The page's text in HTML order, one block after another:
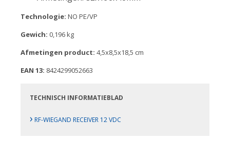
Technologie: NO PE/VP
Gewich: 0,196 kg
Afmetingen product: 4,5x8,5x18,5 cm
EAN 13: 8424299052663
TECHNISCH INFORMATIEBLAD
› RF-WIEGAND RECEIVER 12 VDC